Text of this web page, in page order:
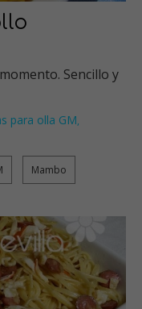
Sencillo y
para olla GM,
Mambo